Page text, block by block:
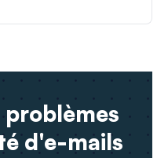
problèmes
d'e-mails